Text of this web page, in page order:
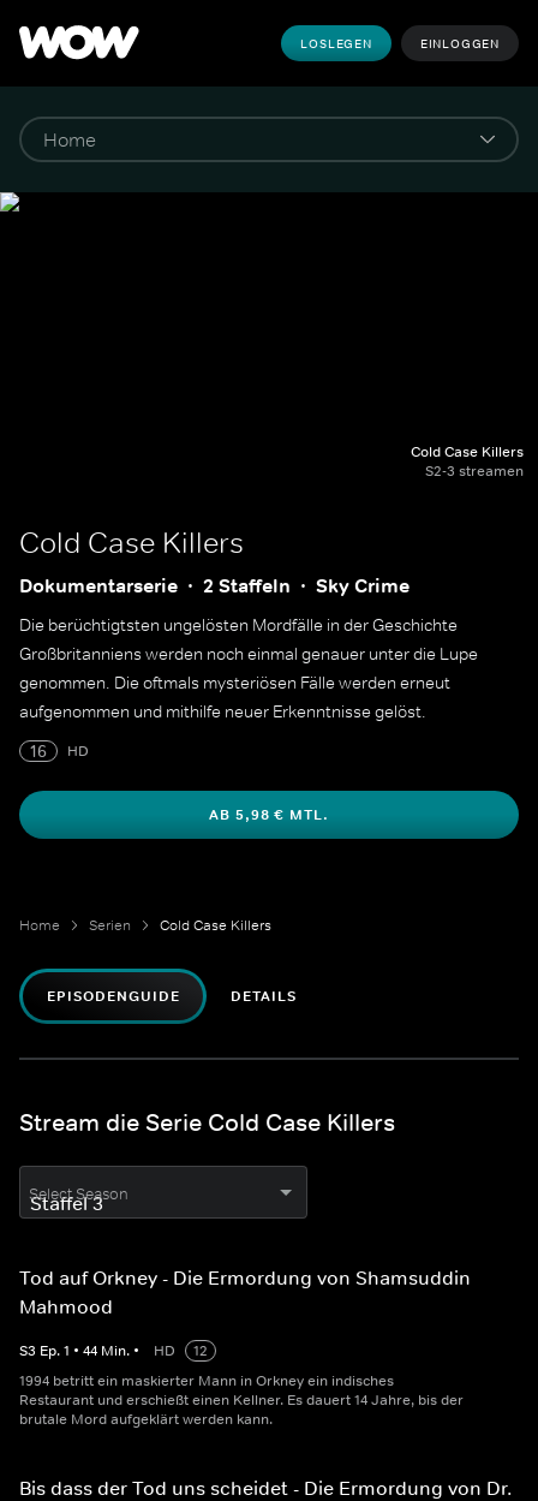
LOSLEGEN EINLOGGEN
Cold Case Killers
S2-3 streamen
Cold Case Killers
Dokumentarserie 2 Staffeln Sky Crime
Die berüchtigtsten ungelösten Mordfälle in der Geschichte
Großbritanniens werden noch einmal genauer unter die Lupe
genommen. Die oftmals mysteriösen Fälle werden erneut
aufgenommen und mithilfe neuer Erkenntnisse gelöst.
16
HD
AB 5,98 € MTL.
Home Serien Cold Case Killers
EPISODENGUIDE DETAILS
Stream die Serie Cold Case Killers
Select Season
Tod auf Orkney - Die Ermordung von Shamsuddin
Mahmood
S3 Ep.1 • 44 Min. • HD
12
1994 betritt ein maskierter Mann in Orkney ein indisches
Restaurant und erschießt einen Kellner. Es dauert 14 Jahre, bis der
brutale Mord aufgeklärt werden kann.
Bis dass der Tod uns scheidet - Die Ermordung von Dr.